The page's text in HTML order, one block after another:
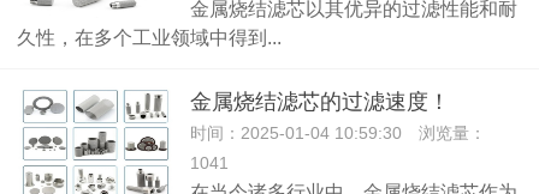
金属烧结滤芯以其优异的过滤性能和耐
久性，在多个工业领域中得到...
金属烧结滤芯的过滤速度！
时间：2025-01-04 10:59:30 浏览量：
1041